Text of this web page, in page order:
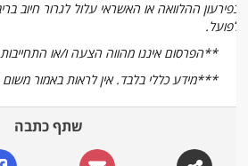
ההלוואה או האשראי עלול לגרור חיוב
**הפרסום איננו מהווה הצעה ו/או התחייבות
***מידע כללי בלבד. אין לראות באמור משום
שתף כתבה